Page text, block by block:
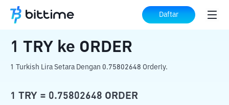
Daftar
Beranda Konverter Kripto ke ORDER
1 TRY ke ORDER
1 Turkish Lira Setara Dengan 0.75802648 Orderly.
1 TRY = 0.75802648 ORDER